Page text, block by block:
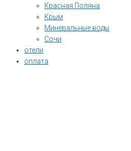
Красная Поляна
Крым
Минеральные воды
Сочи
отели
оплата